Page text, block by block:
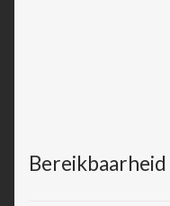
Bereikbaarheid